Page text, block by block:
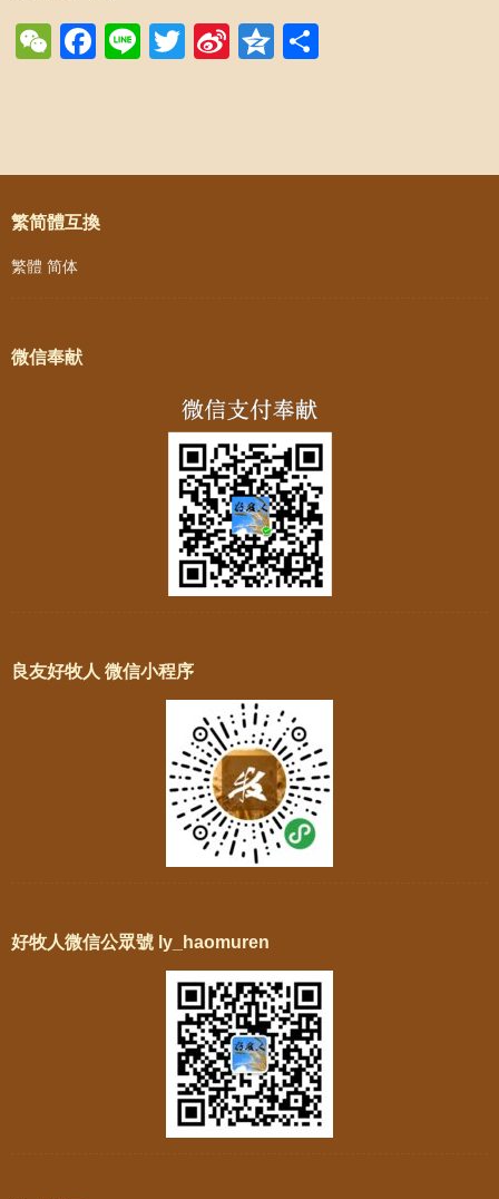
WeChat
Facebook
LineTwitter
SinaQzone
Post navigation
繁简體互換
繁體 简体
微信奉献
良友好牧人 微信小程序
好牧人微信公眾號 ly_haomuren